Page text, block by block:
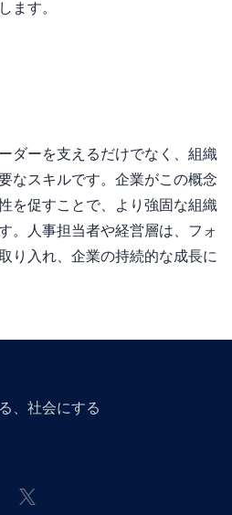
ます。
ダーを支えるだけでなく、組織
なスキルです。企業がこの概念
を促すことで、より強固な組織
。人事担当者や経営層は、フォ
り入れ、企業の持続的な成長に
る、社会にGiveする